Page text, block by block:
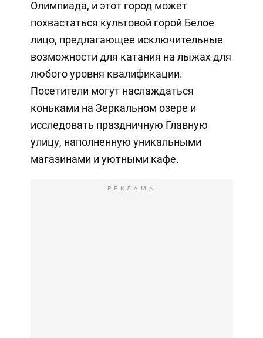
Олимпиада, и этот город может
похвастаться культовой горой Белое
лицо, предлагающее исключительные
возможности для катания на лыжах для
любого уровня квалификации.
Посетители могут наслаждаться
коньками на Зеркальном озере и
исследовать праздничную Главную
улицу, наполненную уникальными
магазинами и уютными кафе.
РЕКЛАМА